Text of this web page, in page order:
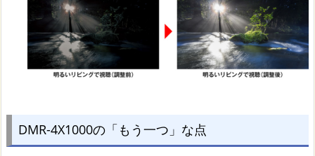
DMR-4X1000の「もう一つ」な点